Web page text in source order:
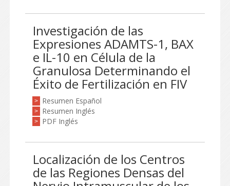
Investigación de las
Expresiones ADAMTS-1, BAX
e IL-10 en Célula de la
Granulosa Determinando el
Éxito de Fertilización en FIV
> Resumen Español
> Resumen Inglés
> PDF Inglés
Localización de los Centros
de las Regiones Densas del